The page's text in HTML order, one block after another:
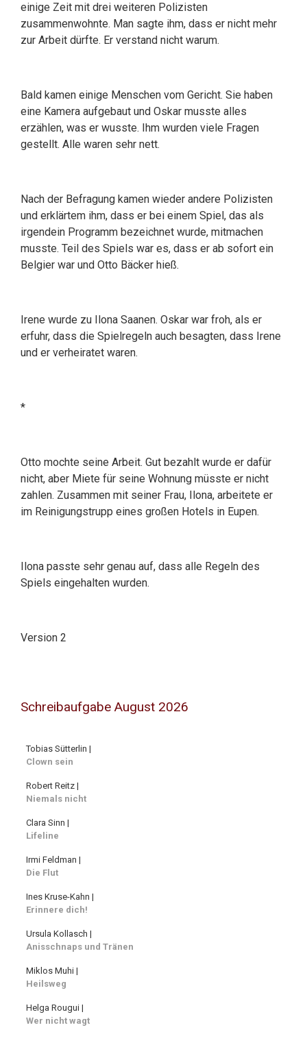
einige Zeit mit drei weiteren Polizisten
zusammenwohnte. Man sagte ihm, dass er nicht mehr
zur Arbeit dürfte. Er verstand nicht warum.
Bald kamen einige Menschen vom Gericht. Sie haben
eine Kamera aufgebaut und Oskar musste alles
erzählen, was er wusste. Ihm wurden viele Fragen
gestellt. Alle waren sehr nett.
Nach der Befragung kamen wieder andere Polizisten
und erklärtem ihm, dass er bei einem Spiel, das als
irgendein Programm bezeichnet wurde, mitmachen
musste. Teil des Spiels war es, dass er ab sofort ein
Belgier war und Otto Bäcker hieß.
Irene wurde zu Ilona Saanen. Oskar war froh, als er
erfuhr, dass die Spielregeln auch besagten, dass Irene
und er verheiratet waren.
*
Otto mochte seine Arbeit. Gut bezahlt wurde er dafür
nicht, aber Miete für seine Wohnung müsste er nicht
zahlen. Zusammen mit seiner Frau, Ilona, arbeitete er
im Reinigungstrupp eines großen Hotels in Eupen.
Ilona passte sehr genau auf, dass alle Regeln des
Spiels eingehalten wurden.
Version 2
Schreibaufgabe August 2026
Tobias Sütterlin |
Clown sein
Robert Reitz |
Niemals nicht
Clara Sinn |
Lifeline
Irmi Feldman |
Die Flut
Ines Kruse-Kahn |
Erinnere dich!
Ursula Kollasch |
Anisschnaps und Tränen
Miklos Muhi |
Heilsweg
Helga Rougui |
Wer nicht wagt